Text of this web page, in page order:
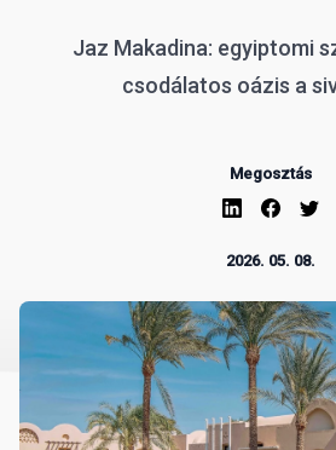
Jaz Makadina: egyiptomi
csodálatos oázis a
Megosztás
2026. 05. 08.